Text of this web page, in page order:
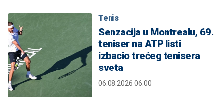
Tenis
Senzacija u Montrealu, 69.
teniser na ATP listi
izbacio trećeg tenisera
sveta
06.08.2026 06:00